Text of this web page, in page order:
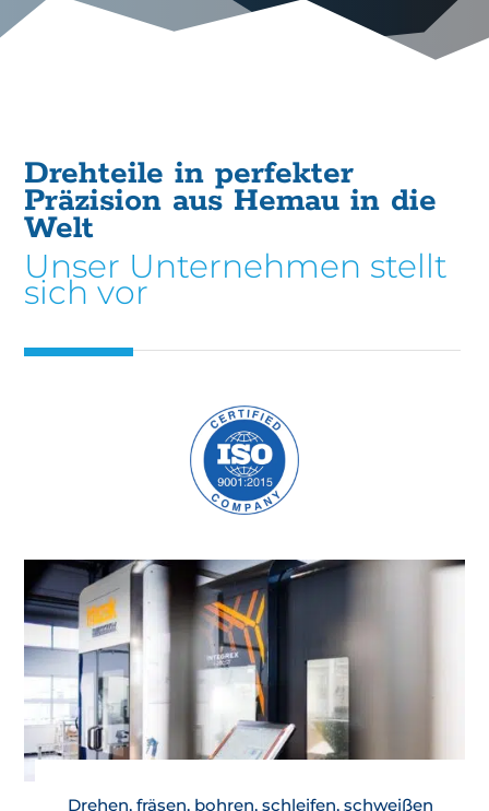
Drehteile in perfekter
Präzision aus Hemau in die
Welt
Unser Unternehmen stellt
sich vor
Drehen, fräsen, bohren, schleifen, schweißen